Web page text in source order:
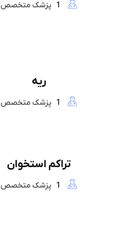
1 پزشک متخصص
ریه
1 پزشک متخصص
تراکم استخوان
1 پزشک متخصص